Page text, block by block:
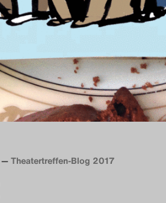
Theatertreffen-Blog 2017